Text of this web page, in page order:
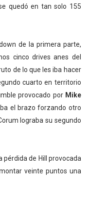
quedó en tan solo 155
de la primera parte,
cinco drives anes del
de lo que les iba hacer
cuarto en territorio
provocado por Mike
el brazo forzando otro
lograba su segundo
pérdida de Hill provocada
veinte puntos una